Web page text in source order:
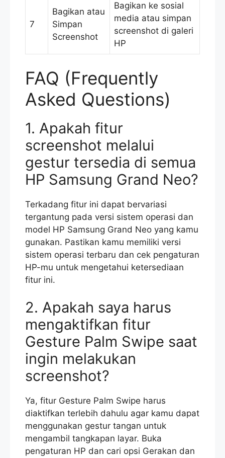
7
Bagikan atau
Simpan
Screenshot
Bagikan ke sosial
media atau simpan
screenshot di galeri
HP
FAQ (Frequently
Asked Questions)
1. Apakah fitur
screenshot melalui
gestur tersedia di semua
HP Samsung Grand Neo?
Terkadang fitur ini dapat bervariasi
tergantung pada versi sistem operasi dan
model HP Samsung Grand Neo yang kamu
gunakan. Pastikan kamu memiliki versi
sistem operasi terbaru dan cek pengaturan
HP-mu untuk mengetahui ketersediaan
fitur ini.
2. Apakah saya harus
mengaktifkan fitur
Gesture Palm Swipe saat
ingin melakukan
screenshot?
Ya, fitur Gesture Palm Swipe harus
diaktifkan terlebih dahulu agar kamu dapat
menggunakan gestur tangan untuk
mengambil tangkapan layar. Buka
pengaturan HP dan cari opsi Gerakan dan